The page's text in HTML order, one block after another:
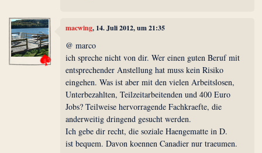
macwing, 14. Juli 2012, um 21:35
@ marco
ich spreche nicht von dir. Wer einen guten Beruf mit
entsprechender Anstellung hat muss kein Risiko
eingehen. Was ist aber mit den vielen Arbeitslosen,
Unterbezahlten, Teilzeitarbeitenden und 400 Euro
Jobs? Teilweise hervorragende Fachkraefte, die
anderweitig dringend gesucht werden.
Ich gebe dir recht, die soziale Haengematte in D.
ist bequem. Davon koennen Canadier nur traeumen.